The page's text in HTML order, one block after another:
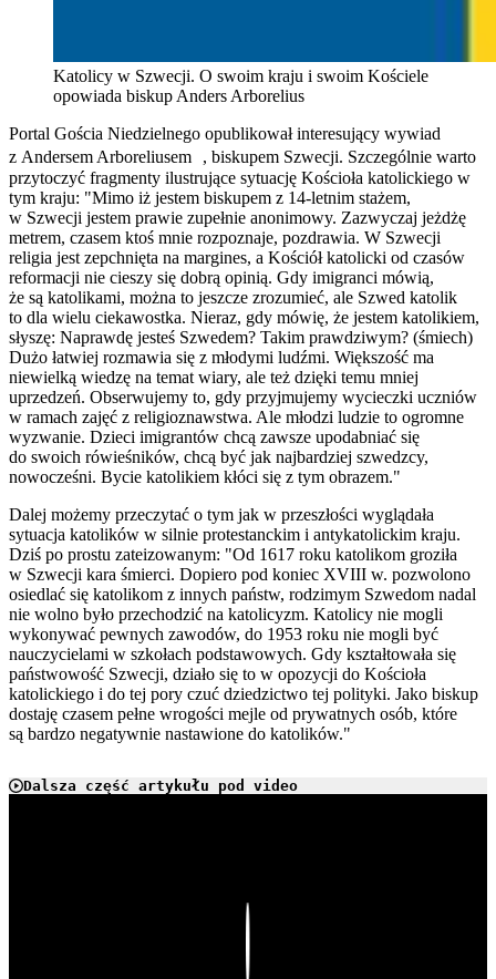
Katolicy w Szwecji. O swoim kraju i swoim Kościele
opowiada biskup Anders Arborelius
Portal Gościa Niedzielnego opublikował interesujący wywiad
z Andersem Arboreliusem , biskupem Szwecji. Szczególnie warto
przytoczyć fragmenty ilustrujące sytuację Kościoła katolickiego w
tym kraju: "Mimo iż jestem biskupem z 14-letnim stażem,
w Szwecji jestem prawie zupełnie anonimowy. Zazwyczaj jeżdżę
metrem, czasem ktoś mnie rozpoznaje, pozdrawia. W Szwecji
religia jest zepchnięta na margines, a Kościół katolicki od czasów
reformacji nie cieszy się dobrą opinią. Gdy imigranci mówią,
że są katolikami, można to jeszcze zrozumieć, ale Szwed katolik
to dla wielu ciekawostka. Nieraz, gdy mówię, że jestem katolikiem,
słyszę: Naprawdę jesteś Szwedem? Takim prawdziwym? (śmiech)
Dużo łatwiej rozmawia się z młodymi ludźmi. Większość ma
niewielką wiedzę na temat wiary, ale też dzięki temu mniej
uprzedzeń. Obserwujemy to, gdy przyjmujemy wycieczki uczniów
w ramach zajęć z religioznawstwa. Ale młodzi ludzie to ogromne
wyzwanie. Dzieci imigrantów chcą zawsze upodabniać się
do swoich rówieśników, chcą być jak najbardziej szwedzcy,
nowocześni. Bycie katolikiem kłóci się z tym obrazem."
Dalej możemy przeczytać o tym jak w przeszłości wyglądała
sytuacja katolików w silnie protestanckim i antykatolickim kraju.
Dziś po prostu zateizowanym: "Od 1617 roku katolikom groziła
w Szwecji kara śmierci. Dopiero pod koniec XVIII w. pozwolono
osiedlać się katolikom z innych państw, rodzimym Szwedom nadal
nie wolno było przechodzić na katolicyzm. Katolicy nie mogli
wykonywać pewnych zawodów, do 1953 roku nie mogli być
nauczycielami w szkołach podstawowych. Gdy kształtowała się
państwowość Szwecji, działo się to w opozycji do Kościoła
katolickiego i do tej pory czuć dziedzictwo tej polityki. Jako biskup
dostaję czasem pełne wrogości mejle od prywatnych osób, które
są bardzo negatywnie nastawione do katolików."
Dalsza część artykułu pod video